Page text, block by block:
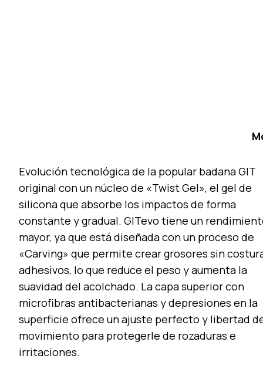
Evolución tecnológica de la popular badana GIT
original con un núcleo de «Twist Gel», el gel de
silicona que absorbe los impactos de forma
constante y gradual. GITevo tiene un
mayor, ya que está diseñada con un proceso de
«Carving» que permite crear grosores sin
adhesivos, lo que reduce el peso y aumenta la
suavidad del acolchado. La capa superior con
microfibras antibacterianas y depresiones en la
superficie ofrece un ajuste perfecto y libertad
movimiento para protegerle de rozaduras e
irritaciones.